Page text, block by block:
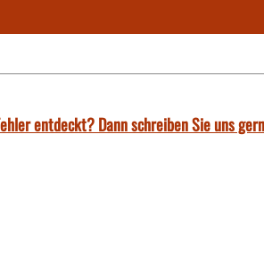
entdeckt? Dann schreiben Sie uns